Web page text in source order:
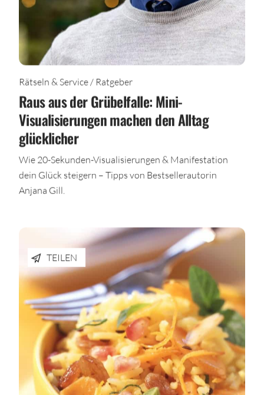
Rätseln & Service / Ratgeber
Raus aus der Grübelfalle: Mini-
Visualisierungen machen den Alltag
glücklicher
Wie 20-Sekunden-Visualisierungen & Manifestation
dein Glück steigern – Tipps von Bestsellerautorin
Anjana Gill.
TEILEN